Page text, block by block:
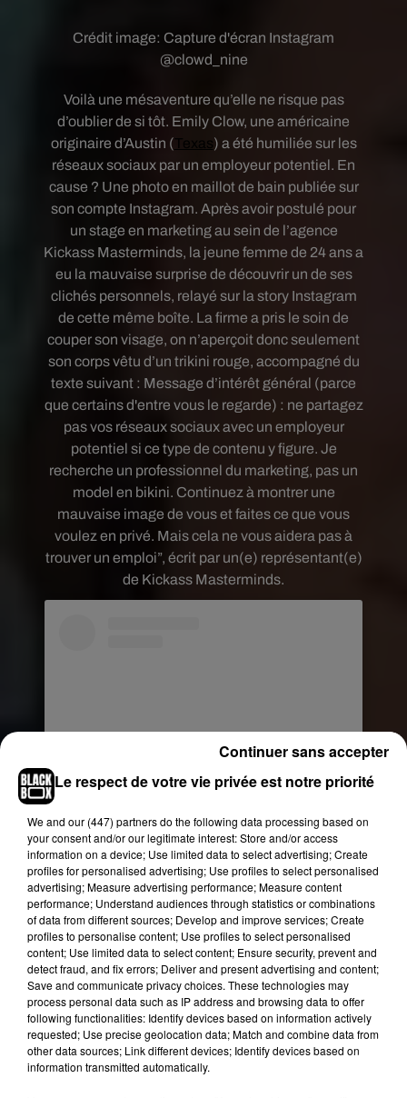
Crédit image: Capture d'écran Instagram
@clowd_nine
Voilà une mésaventure qu’elle ne risque pas
d’oublier de si tôt. Emily Clow, une américaine
originaire d’Austin (Texas) a été humiliée sur les
réseaux sociaux par un employeur potentiel. En
cause ? Une photo en maillot de bain publiée sur
son compte Instagram. Après avoir postulé pour
un stage en marketing au sein de l’agence
Kickass Masterminds, la jeune femme de 24 ans a
eu la mauvaise surprise de découvrir un de ses
clichés personnels, relayé sur la story Instagram
de cette même boîte. La firme a pris le soin de
couper son visage, on n’aperçoit donc seulement
son corps vêtu d’un trikini rouge, accompagné du
texte suivant : Message d’intérêt général (parce
que certains d'entre vous le regarde) : ne partagez
pas vos réseaux sociaux avec un employeur
potentiel si ce type de contenu y figure. Je
recherche un professionnel du marketing, pas un
model en bikini. Continuez à montrer une
mauvaise image de vous et faites ce que vous
voulez en privé. Mais cela ne vous aidera pas à
trouver un emploi”, écrit par un(e) représentant(e)
de Kickass Masterminds.
Voir cette publication sur Instagram
Une publication partagée par emily clow (@clowd_nine)
Emily Clow décide de répondre
sur Twitter
Après avoir vu la story Instagram dans laquelle
elle figure, l'instagrameuse, scandalisée, a
répondu sur Twitter en s’adressant directement à
la société : “@kickassmasterminds, il est
inapproprié et peu professionnel de faire honte à
Le respect de votre vie privée est notre priorité
We and our (447) partnersdo the following data processing based on
your consent and/or our legitimate interest: Store and/or access
information on a device; Use limited data to select advertising; Create
profiles for personalised advertising; Use profiles to select personalised
advertising; Measure advertising performance; Measure content
performance; Understand audiences through statistics or combinations
of data from different sources; Develop and improve services; Create
profiles to personalise content; Use profiles to select personalised
content; Use limited data to select content; Ensure security, prevent and
detect fraud, and fix errors; Deliver and present advertising and content;
Save and communicate privacy choices. These technologies may
process personal data such as IP address and browsing data to offer
following functionalities: Identify devices based on information actively
requested; Use precise geolocation data; Match and combine data from
other data sources; Link different devices; Identify devices based on
information transmitted automatically.
Continuer sans accepter